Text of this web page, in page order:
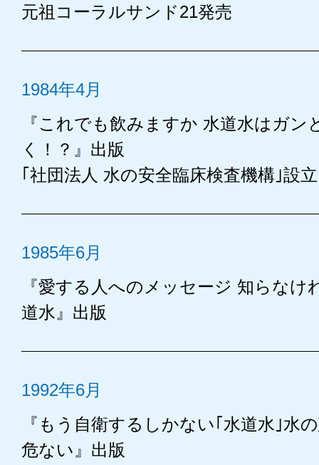
元祖コーラルサンド21発売
1984年4月
『これでも飲みますか 水道水はガン
く！？』出版
｢社団法人 水の安全臨床検査機構｣設立
1985年6月
『愛する人へのメッセージ 知らなけ
道水』出版
1992年6月
『もう自衛するしかない｢水道水｣水
危ない』出版